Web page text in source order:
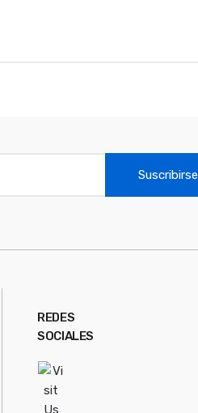
Suscribirse
REDES
SOCIALES